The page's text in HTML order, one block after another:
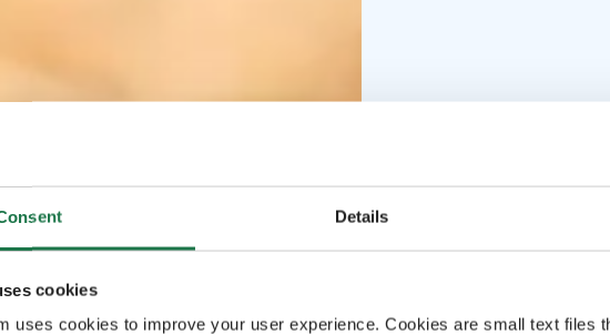
Details
cookies
uses cookies to improve your user experience. Cookies are small text files